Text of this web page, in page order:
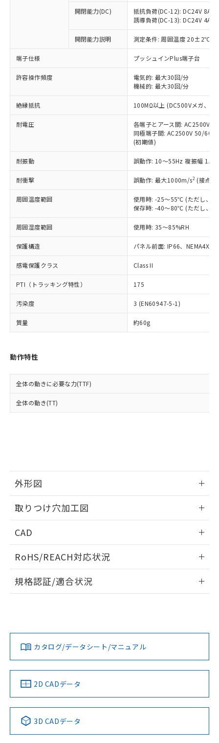
開閉能力(DC)
抵抗負荷(DC-12): DC24V 8A/
誘導負荷(DC-13): DC24V 4A/
開閉能力説明 測定条件: 周囲温度 20±2℃、
端子仕様 プッシュインPlus端子台
許容操作頻度
電気的: 最大30回/分
機械的: 最大30回/分
絶縁抵抗 100MΩ以上 (DC500Vメガ、点
耐電圧
各端子とアース間: AC2500V
同極端子間: AC2500V 50/
(初期値)
耐振動 誤動作: 10～55Hz 複振幅
耐衝撃 誤動作: 最大1000m/s2 (接点
周囲温度範囲
使用時: -25～55℃ (ただし、氷
保存時: -40～80℃ (ただし、氷
周囲湿度範囲 使用時: 35～85%RH
保護構造 パネル前面: IP66、NEMA4X,
感電保護クラス Class II
PTI（トラッキング特性） 175
汚染度 3 (EN60947-5-1)
質量 約60g
動作特性
全体の動きに必要な力(TTF)
全体の動き(TT)
外形図
取りつけ穴加工図
CAD
ドすることができます。
ログイン/会員登録
ダウンロードデータをご利用いただく前に、以下を必ずお読
みください。
ソフトウェアの使用条件
RoHS/REACH対応状況
EU RoHS 注意事項・凡例
対応済み
中国 RoHS 注意事項・凡例
Pb Hg Cd Cr(VI)
規格認証/適合状況
カタログ/データシート/マニュアル
2D CADデータ
3D CADデータ
商品の当社在庫状況および標準価格
(税抜)を提供させていただくもので
当社制御機器事業取扱商品の中には、
本サービスの対象外となる商品もある
ことをご了承ください。
在庫状況および標準価格照会結果は、
記載している更新日時点での社内デー
タに基づき作成されるものであり、閲
覧された時点での実際の在庫および標
準価格とは異なる場合があることをご
正式な納期状況および標準価格はお客
様のお取引先、またはお客様担当のオ
ムロン制御機器販売店・当社販売員に
オムロン制御機器販売店や当社販売拠
販売ネットワーク
」をご確認
在庫状況および標準価格結果を当社の
事前の承諾なく第三者に漏洩または開
示しないようお願いします。
マイパーツ機能（部品リスト作成サー
ビス）をご利用いただくには、I-Web
メンバーズにご登録されている必要が
あります。
お客様が当ウェブサイト上で当社にご
登録された部品リストについて、当社
および当社の共同利用者が、当社の製
品・サービスに関するお客様との取
引・商談に必要な範囲で利用すること
非含有の対応状況を調査中または確認中の
非該当品：ライセンス料など無形物で、有
害物質有無と関係のない商品です。
いたものが、含有品と判明した場合などや
むを得ず変更することがあります。
鉛(Pb) 1000ppm以下、 水銀(Hg) 1000ppm以下、 カド
六価クロム(Cr(Ⅵ)) 1000ppm以下、ポリ臭化ビフェニル
類(PBB) 1000ppm以下、ポリ臭化ジフェニルエーテル類
(PBDE) 1000ppm以下、フタル酸ビス(2-エチルヘキシ
ル) (DEHP)(別名：DOP) 1000ppm以下、フタル酸ブチ
ルベンジル（BBP） 1000ppm以下、フタル酸ジブチル
（DBP） 1000ppm以下、フタル酸ジイソブチル
但し、RoHS指令で産業用監視および制御機器に対する
図的な使用がないことを確認しています。
部品在庫の切り替え状況などにより、予定
月が前後することがあります。
※3 非含有証明書ダウンロード
下記の非含有証明書をダウンロードするこ
EU RoHS指令（10物質）の非含有証明書
ものではありません。
また、RoHS指令のフタル酸エステル類４
荷製品に未対応品が混在することから備考
「○」：最大均質材料含有率が中国RoHSの
基準値以下であることを示します。
「×」：最大均質材料含有率が中国RoHSの
基準値を超えていることを示します。
い合わせください。
*中国RoHS10物質の基準値 (GB/T26572)：
Pb(鉛) :1000ppm、 Hg(水銀) : 1000ppm、 Cd(カドミウ
ム) : 100ppm、
Cr(Ⅵ)(六価クロム) : 1000ppm、 PBBs(ポリ臭化ビフェ
ニル類) : 1000ppm、 PBDEs(ポリ臭化ジフェニルエーテ
DBP(フタル酸ジブチル) : 1000ppm、 DIBP(フタル酸ジ
イソブチル) : 1000ppm、 BBP(フタル酸ブチルベンジ
DEHP(フタル酸ビス(2-エチルヘキシル)) : 1000ppm
「ｅ」：有害物質（10物質）のすべてが基
準値以下であることを示します。
「10」：通常の使用状況下において有害物
質が外部に漏えいし、環境に深刻な影響を
及ぼさない年数を意味します。
「－」：未確認です。当社販売部門へお問
当社は、これら貴社製品のうち、外国
為替および外国貿易法に定める商品
（以下｢規制貨物等」という）を輸出
または国外への提供する場合は、日本
国政府の輸出許可(または役務取引許
可)を取得するなどの必要な手続きを
当社は規制貨物を破棄する場合は、完
全に破砕するなど、違法に輸出されな
いよう必要な手段を講じます。
当社は貴社製品を、核兵器、ミサイ
ル、化学兵器、生物兵器またはその他
武器並びにこれらの製造装置等に一切
当社は、貴社製品を第三者に販売する
場合は、上記1、2および3の内容を当
該第三者に通知します。また当社は、
販売先および販売に係わる関係者が違
法に輸出するおそれがある場合は、取
り引きをいたしません。
キャンセル
一定数以上の在庫あり
一定数には満たないが在庫あり
在庫なし(最新の在庫状況につ
いては、お客様のお取引先、ま
たはお客様担当のオムロン制御
機器販売店・当社販売員にご確
受注生産機種、また在庫状況の
情報を公開していない機種